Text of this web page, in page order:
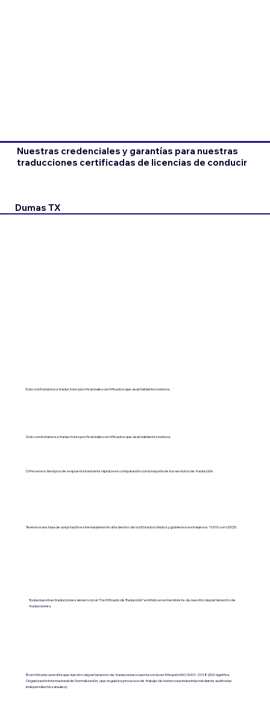
Solo contratamos a traductores profesionales certificados que sean hablantes nativos.
Solo contratamos a traductores profesionales certificados que sean hablantes nativos.
Ofrecemos tiempos de respuesta bastante rápidos en comparación con la mayoría de los servicios de traducción.
Tenemos una tasa de aceptación extremadamente alta dentro de los Estados Unidos y gobiernos extranjeros. 100% con USCIS.
Todas nuestras traducciones vienen con un “Certificado de Traducción” emitido en el membrete de nuestro departamento de
traducciones.
El certificado acredita que nuestro departamento de traducciones cuenta con la certificación ISO 9001:2018 (ISO significa
Organización Internacional de Normalización, que regula los procesos de trabajo de numerosas industrias mediante auditorías
independientes anuales).
Nuestras credenciales y garantías para nuestras
traducciones certificadas de licencias de conducir
Dumas TX